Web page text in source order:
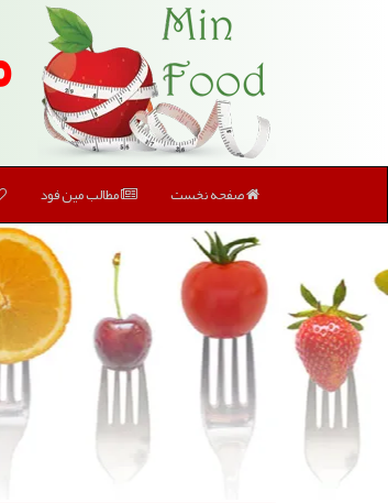
صفحه نخست مطالب مین فود